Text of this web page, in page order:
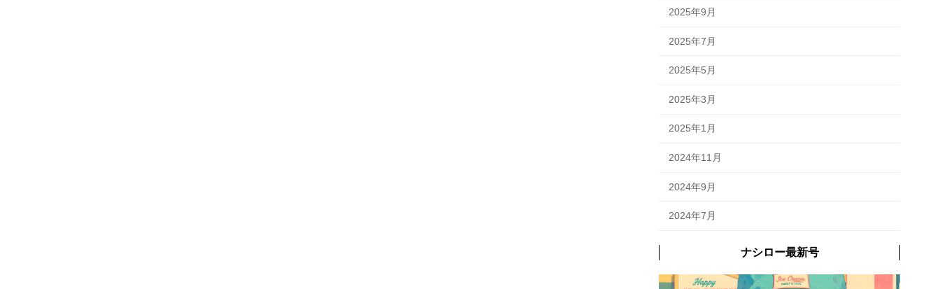
2025年9月
2025年7月
2025年5月
2025年3月
2025年1月
2024年11月
2024年9月
2024年7月
ナシロー最新号